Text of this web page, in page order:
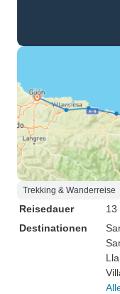
Trekking & Wanderreise
Reisedauer
13
Destinationen